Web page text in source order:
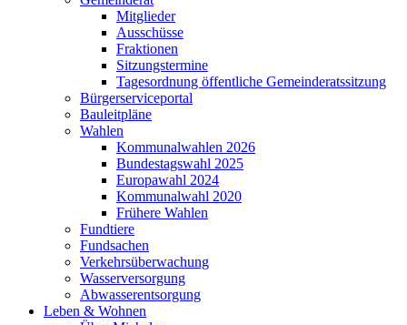
Mitglieder
Ausschüsse
Fraktionen
Sitzungstermine
Tagesordnung öffentliche Gemeinderatssitzung
Bürgerserviceportal
Bauleitpläne
Wahlen
Kommunalwahlen 2026
Bundestagswahl 2025
Europawahl 2024
Kommunalwahl 2020
Frühere Wahlen
Fundtiere
Fundsachen
Verkehrsüberwachung
Wasserversorgung
Abwasserentsorgung
Leben & Wohnen